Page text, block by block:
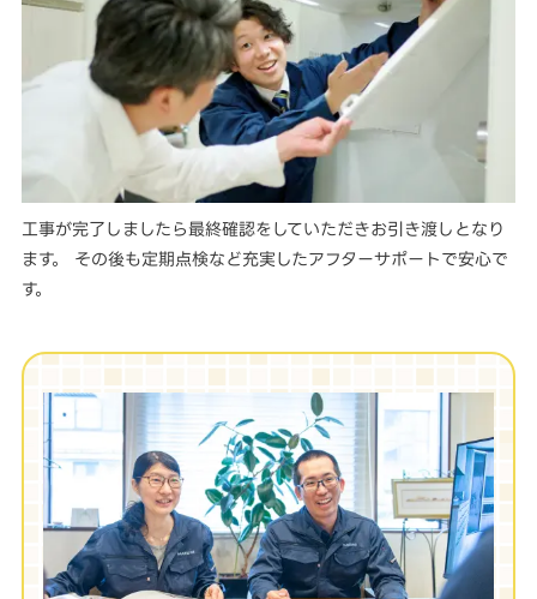
工事が完了しましたら最終確認をしていただきお引き渡しとなり
ます。 その後も定期点検など充実したアフターサポートで安心で
す。